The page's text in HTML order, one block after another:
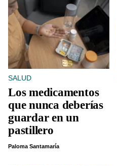
SALUD
Los medicamentos
que nunca deberías
guardar en un
pastillero
Paloma Santamaría